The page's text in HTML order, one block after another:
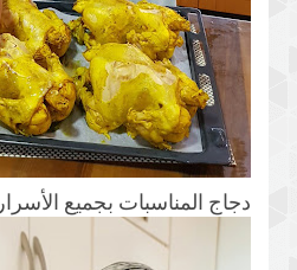
دجاج المناسبات بجميع الأسرار